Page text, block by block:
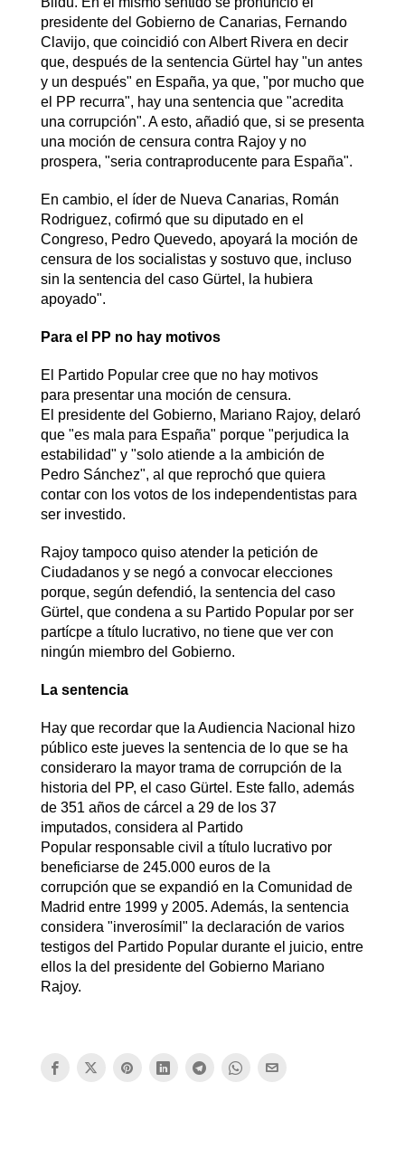
presidente del Gobierno de Canarias, Fernando
Clavijo, que coincidió con Albert Rivera en decir
que, después de la sentencia Gürtel hay "un antes
y un después" en España, ya que, "por mucho que
el PP recurra", hay una sentencia que "acredita
una corrupción". A esto, añadió que, si se presenta
una moción de censura contra Rajoy y no
prospera, "seria contraproducente para España".
En cambio, el íder de Nueva Canarias, Román
Rodriguez, cofirmó que su diputado en el
Congreso, Pedro Quevedo, apoyará la moción de
censura de los socialistas y sostuvo que, incluso
sin la sentencia del caso Gürtel, la hubiera
apoyado".
Para el PP no hay motivos
El Partido Popular cree que no hay motivos
para presentar una moción de censura.
El presidente del Gobierno, Mariano Rajoy, delaró
que "es mala para España" porque "perjudica la
estabilidad" y "solo atiende a la ambición de
Pedro Sánchez", al que reprochó que quiera
contar con los votos de los independentistas para
ser investido.
Rajoy tampoco quiso atender la petición de
Ciudadanos y se negó a convocar elecciones
porque, según defendió, la sentencia del caso
Gürtel, que condena a su Partido Popular por ser
partícpe a título lucrativo, no tiene que ver con
ningún miembro del Gobierno.
La sentencia
Hay que recordar que la Audiencia Nacional hizo
público este jueves la sentencia de lo que se ha
consideraro la mayor trama de corrupción de la
historia del PP, el caso Gürtel. Este fallo, además
de 351 años de cárcel a 29 de los 37
imputados, considera al Partido
Popular responsable civil a título lucrativo por
beneficiarse de 245.000 euros de la
corrupción que se expandió en la Comunidad de
Madrid entre 1999 y 2005. Además, la sentencia
considera "inverosímil" la declaración de varios
testigos del Partido Popular durante el juicio, entre
ellos la del presidente del Gobierno Mariano
Rajoy.